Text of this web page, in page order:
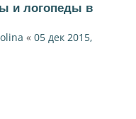
и логопеды в
« 05 дек 2015,